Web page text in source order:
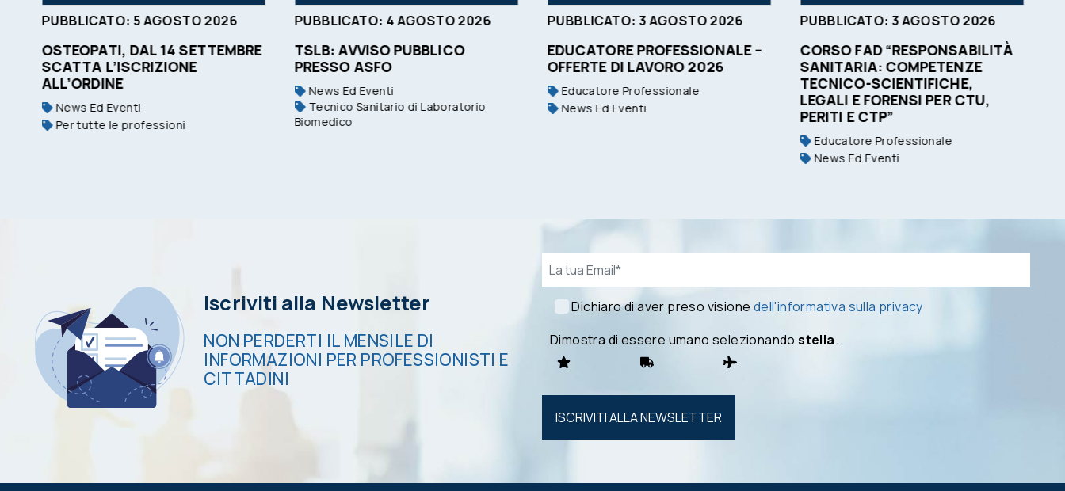
PUBBLICATO: 5AGOSTO2026
OSTEOPATI, DAL 14 SETTEMBRE
SCATTA L’ISCRIZIONE
ALL’ORDINE
News Ed Eventi
Per tutte le professioni
PUBBLICATO: 4AGOSTO2026
TSLB: AVVISO PUBBLICO
PRESSO ASFO
News Ed Eventi
Tecnico Sanitario di Laboratorio
Biomedico
PUBBLICATO: 3AGOSTO2026
EDUCATORE PROFESSIONALE –
OFFERTE DI LAVORO 2026
Educatore Professionale
News Ed Eventi
PUBBLICATO: 3AGOSTO2026
CORSO FAD “RESPONSABILITÀ
SANITARIA: COMPETENZE
TECNICO-SCIENTIFICHE,
LEGALI E FORENSI PER CTU,
PERITI E CTP”
Educatore Professionale
News Ed Eventi
Iscriviti alla Newsletter
NON PERDERTI IL MENSILE DI
INFORMAZIONI PER PROFESSIONISTI E
CITTADINI
Email*
Dichiaro di aver preso visione dell'informativa sulla privacy
Dimostra di essere umano selezionando stella.
Si prega di
lasciare